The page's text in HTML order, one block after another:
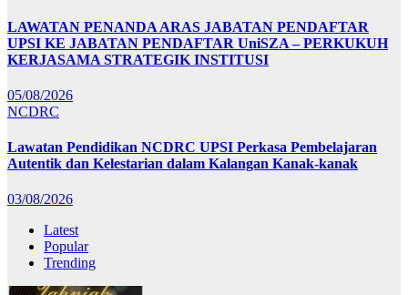
LAWATAN PENANDA ARAS JABATAN PENDAFTAR
UPSI KE JABATAN PENDAFTAR UniSZA – PERKUKUH
KERJASAMA STRATEGIK INSTITUSI
05/08/2026
NCDRC
Lawatan Pendidikan NCDRC UPSI Perkasa Pembelajaran
Autentik dan Kelestarian dalam Kalangan Kanak-kanak
03/08/2026
Latest
Popular
Trending